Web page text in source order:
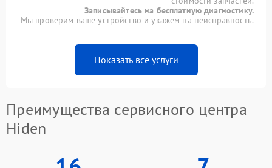
Записывайтесь на бесплатную диагностику.
Мы проверим ваше устройство и укажем на неисправность.
Показать все услуги
Преимущества сервисного центра
Hiden